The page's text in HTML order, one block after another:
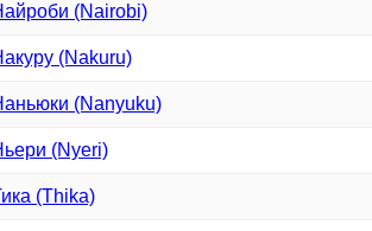
(Nairobi)
(Nakuru)
(Nanyuku)
(Nyeri)
(Thika)